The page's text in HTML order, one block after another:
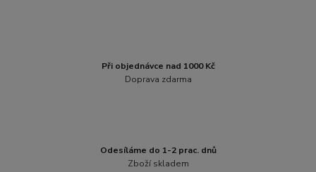
Při objednávce nad 1000 Kč
Doprava zdarma
Odesíláme do 1-2 prac. dnů
Zboží skladem